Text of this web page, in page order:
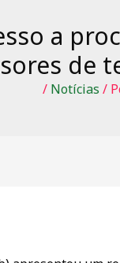
a
de
/ Notícias /